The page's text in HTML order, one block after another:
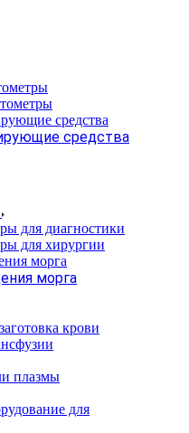
средства
для диагностики
для хирургии
морга
крови
плазмы